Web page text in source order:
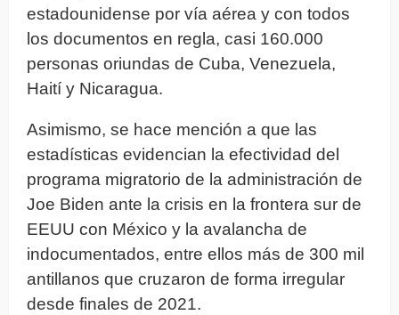
estadounidense por vía aérea y con todos
los documentos en regla, casi 160.000
personas oriundas de Cuba, Venezuela,
Haití y Nicaragua.
Asimismo, se hace mención a que las
estadísticas evidencian la efectividad del
programa migratorio de la administración de
Joe Biden ante la crisis en la frontera sur de
EEUU con México y la avalancha de
indocumentados, entre ellos más de 300 mil
antillanos que cruzaron de forma irregular
desde finales de 2021.